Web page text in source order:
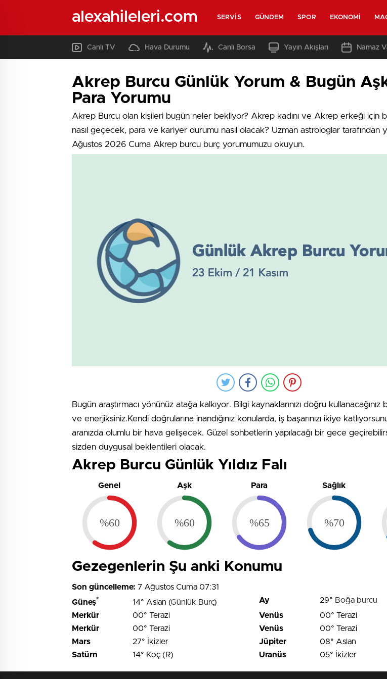
alexahileleri.com SERVIS GÜNDEM SPOR EKONOMI
Canlı TV Hava Durumu Canlı Borsa Yayın Akışları Namaz
Akrep Burcu Günlük Yorum & Bugün
Para Yorumu
Akrep Burcu olan kişileri bugün neler bekliyor? Akrep kadını ve Akrep erkeği için
nasıl geçecek, para ve kariyer durumu nasıl olacak? Uzman astrologlar tarafından
Ağustos 2026 Cuma Akrep burcu burç yorumumuzu okuyun.
Bugün araştırmacı yönünüz atağa kalkıyor. Bilgi kaynaklarınızı doğru kullanacağınız
ve enerjiksiniz.Kendi doğrularına inandığınız konularda, iş başarınızı ikiye
aranızda olumlu bir hava gelişecek. Güzel sohbetlerin yapılacağı bir gece
sizden duygusal beklentileri olacak.
Akrep Burcu Günlük Yıldız Falı
Genel
%60
Aşk
%60
Para
%65
Sağlık
%70
Gezegenlerin Şu anki Konumu
Son güncelleme: 7 Ağustos Cuma 07:31
Güneş* 14° Aslan (Günlük Burç) Ay 29° Boğa burcu
Merkür
00° Terazi Venüs
00° Terazi
Merkür
00° Terazi Venüs
00° Terazi
Mars
27° İkizler Jüpiter
08° Aslan
Satürn
14° Koç (R) Uranüs 05° İkizler